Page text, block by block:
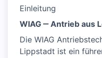
Einleitung
WIAG ‒ Antrieb aus
Die WIAG
Lippstadt ist ein